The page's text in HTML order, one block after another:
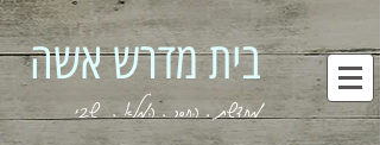
בית מדרש אשה
מחדשת . החסר . המלא . שבי